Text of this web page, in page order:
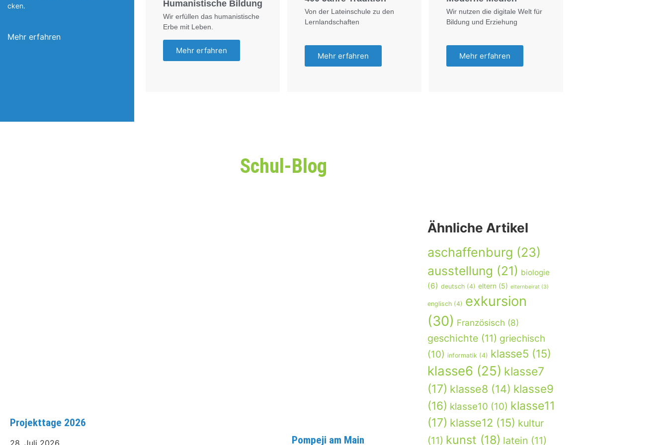
cken.
Mehr erfahren
Humanistische Bildung
Wir erfüllen das humanistische
Erbe mit Leben.
Mehr erfahren
Von der Lateinschule zu den
Lernlandschaften
Mehr erfahren
Wir nutzen die digitale Welt für
Bildung und Erziehung
Mehr erfahren
Schul-Blog
Projekttage 2026
Pompeji am Main
Ähnliche Artikel
aschaffenburg (23)
ausstellung (21) biologie
(6) deutsch (4) eltern (5) elternbeirat (3)
englisch (4) exkursion
(30) Französisch (8)
geschichte (11) griechisch
(10) informatik (4) klasse5 (15)
klasse6 (25) klasse7
(17) klasse8 (14) klasse9
(16) klasse10 (10) klasse11
(17) klasse12 (15) kultur
(11) kunst (18) latein (11)